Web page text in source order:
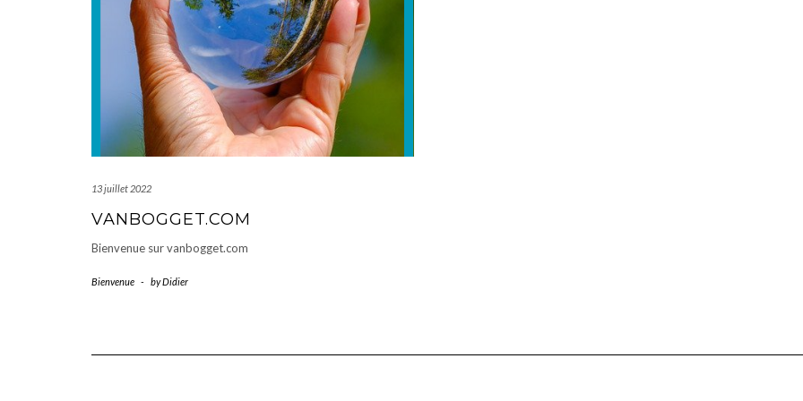
13 juillet 2022
VANBOGGET.COM
Bienvenue sur vanbogget.com
Bienvenue - byDidier